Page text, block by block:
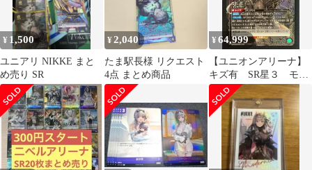
¥ 1,500
ユニアリ NIKKE まと
め売り SR
¥2,040
たま駅長様 リクエスト
4点 まとめ商品
¥64,999
【ユニオンアリーナ】
キズ有 SR星３ モダ
ニア 勝利の女神
NIKKE【AM】